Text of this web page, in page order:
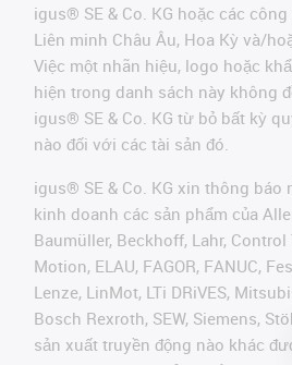
igus® SE & Co. KG hoặc các
Liên minh Châu Âu, Hoa Kỳ và/
Việc một nhãn hiệu, logo hoặc
hiện trong danh sách này không
igus® SE & Co. KG từ bỏ bất kỳ
nào đối với các tài sản đó.
igus® SE & Co. KG xin thông
kinh doanh các sản phẩm của
Baumüller, Beckhoff, Lahr,
Motion, ELAU, FAGOR, FANUC,
Lenze, LinMot, LTi DRiVES,
Bosch Rexroth, SEW, Siemens,
sản xuất truyền động nào khác